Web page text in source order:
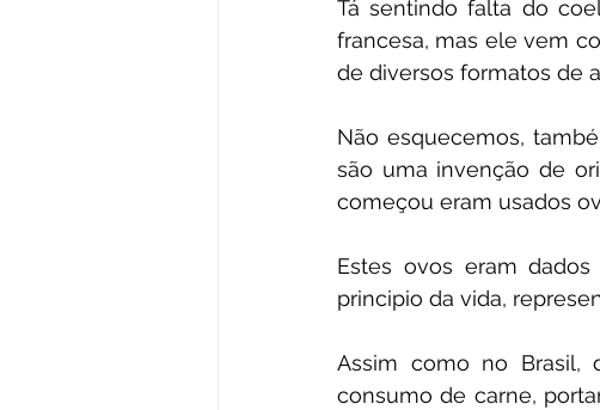
Tá sentindo falta do
francesa, mas ele vem
de diversos formatos de
Não esquecemos,
são uma invenção de
começou eram usados
Estes ovos eram
principio da vida,
Assim como no Brasil,
consumo de carne,